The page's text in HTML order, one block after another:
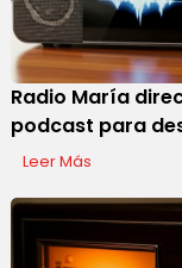
Radio María
podcast para
Leer Más